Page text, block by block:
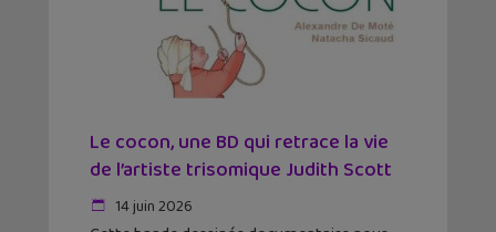
Le cocon, une BD qui retrace la vie
de l’artiste trisomique Judith Scott
14 juin 2026